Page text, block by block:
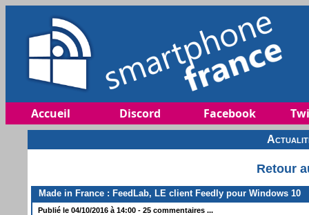
Accueil Discord Facebook
Retour
Made in France : FeedLab, LE client Feedly pour Windows 10
Publié le 04/10/2016 à 14:00 - 25 commentaires ...